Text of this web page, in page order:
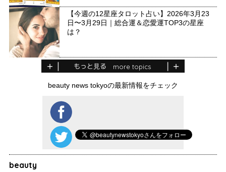
【今週の12星座タロット占い】2026年3月23
日〜3月29日｜総合運＆恋愛運TOP3の星座
は？
もっと見る more topics
beauty news tokyoの最新情報をチェック
beauty